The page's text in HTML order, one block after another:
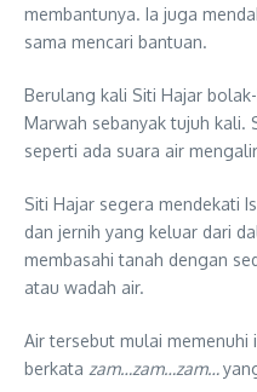
membantunya. Ia juga
sama mencari bantuan.
Berulang kali Siti Hajar
Marwah sebanyak tujuh kali.
seperti ada suara air
Siti Hajar segera mendekati
dan jernih yang keluar dari
membasahi tanah dengan
atau wadah air.
Air tersebut mulai memenuhi
berkata zam…zam…zam…